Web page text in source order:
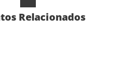
Relacionados